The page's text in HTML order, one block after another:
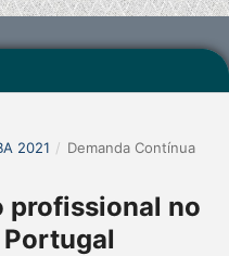
2021 / Demanda Contínua
profissional no